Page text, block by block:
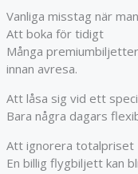
Vanliga misstag när
Att boka för tidigt
Många
innan avresa.
Att låsa sig vid ett
Bara några dagars
Att ignorera totalpriset
En billig flygbiljett kan